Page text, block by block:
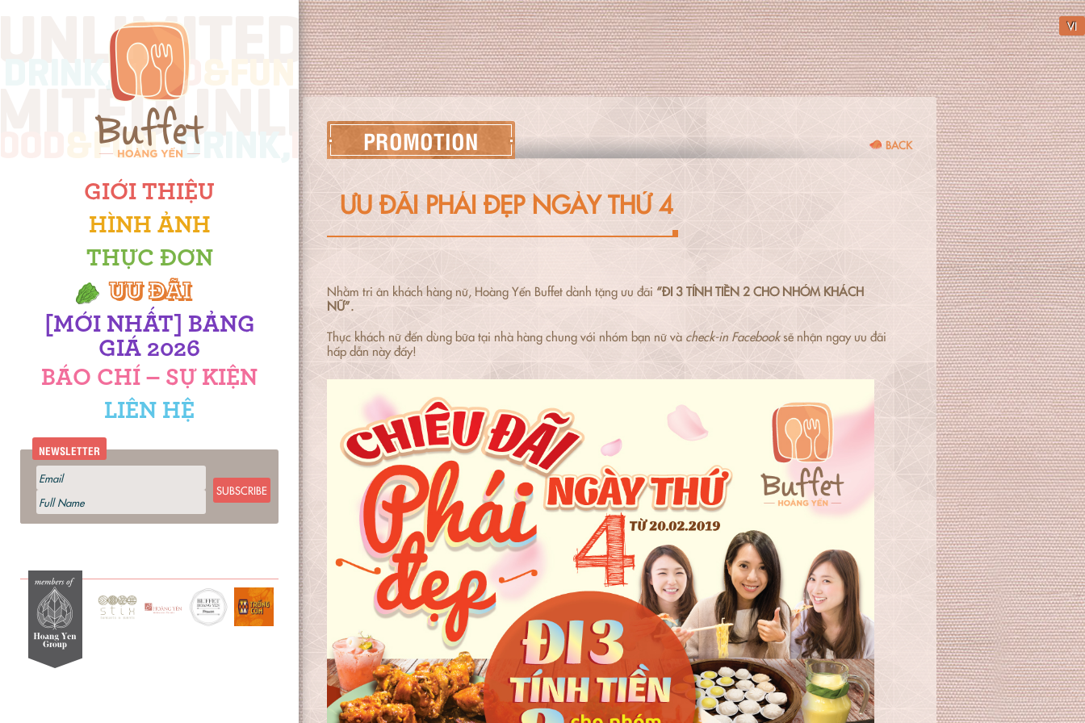
GIỚI THIỆU
HÌNH ẢNH
THỰC ĐƠN
ƯU ĐÃI
[MỚI NHẤT] BẢNG
GIÁ 2026
BÁO CHÍ – SỰ KIỆN
LIÊN HỆ
NEWSLETTER
SUBSCRIBE
VI
PROMOTION BACK
ƯU ĐÃI PHÁI ĐẸP NGÀY THỨ 4
Nhằm tri ân khách hàng nữ, Hoàng Yến Buffet dành tặng ưu đãi “ĐI 3 TÍNH TIỀN 2 CHO NHÓM KHÁCH
NỮ”.
Thực khách nữ đến dùng bữa tại nhà hàng chung với nhóm bạn nữ và check-in Facebooksẽ nhận ngay ưu đãi
hấp dẫn này đấy!